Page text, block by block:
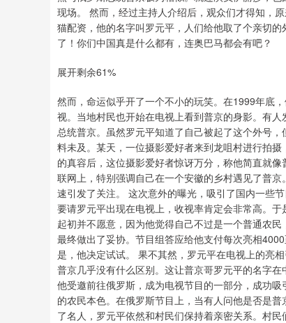
现场。 然而，经过主持人介绍后，观众们才得知，
猫配资，他的名字叫罗元平，人们给他取了个亲切
了！你们中国真是什么都有，连奥巴马都会有吧？
展开剩余61%
然而，命运似乎开了一个不小的玩笑。在1999年底
视。当地村民也开始在电视上看到普京的身影。有
总统普京。虽然罗元平知道了自己被起了这个外号
料未及。某天，一位摄影爱好者来到龙咀村进行拍
的真容后，这位摄影爱好者惊讶万分，称他简直就
联网上，特别强调自己在一个安徽的乡村遇见了普
速引发了关注。 这次意外的曝光，吸引了国内一些
要请罗元平出现在电视上，收视率肯定会非常高。
起初并不愿意，因为他觉得自己不过是一个普通农
最终做出了妥协。节目组答应给他支付每次亮相
是，他决定试试。 果不其然，罗元平在电视上的亮
普京几乎没有什么区别。这让普京哥罗元平的名字
他受邀前往俄罗斯，成为电视节目的一部分，成功
的农民本色。在俄罗斯节目上，当有人问他是否是
了名人，罗元平依然和村民们保持着亲密关系。村